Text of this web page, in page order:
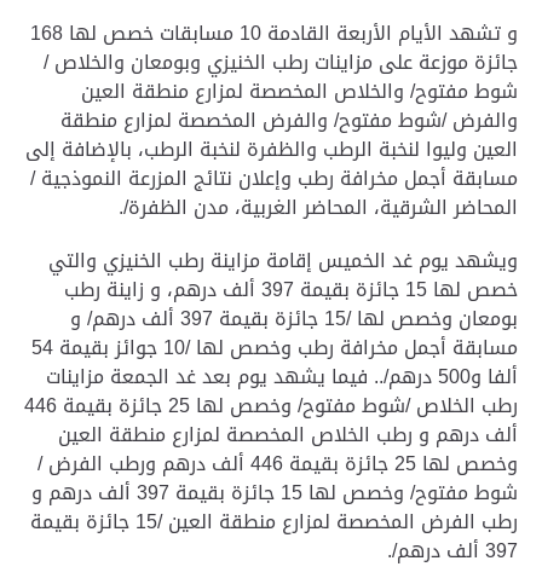
و تشهد الأيام الأربعة القادمة 10 مسابقات خصص لها 168
جائزة موزعة على مزاينات رطب الخنيزي وبومعان والخلاص /
شوط مفتوح/ والخلاص المخصصة لمزارع منطقة العين
والفرض /شوط مفتوح/ والفرض المخصصة لمزارع منطقة
العين وليوا لنخبة الرطب والظفرة لنخبة الرطب، بالإضافة إلى
مسابقة أجمل مخرافة رطب وإعلان نتائج المزرعة النموذجية /
المحاضر الشرقية، المحاضر الغربية، مدن الظفرة/.
ويشهد يوم غد الخميس إقامة مزاينة رطب الخنيزي والتي
خصص لها 15 جائزة بقيمة 397 ألف درهم، و زاينة رطب
بومعان وخصص لها /15 جائزة بقيمة 397 ألف درهم/ و
مسابقة أجمل مخرافة رطب وخصص لها /10 جوائز بقيمة 54
ألفا و500 درهم/.. فيما يشهد يوم بعد غد الجمعة مزاينات
رطب الخلاص /شوط مفتوح/ وخصص لها 25 جائزة بقيمة 446
ألف درهم و رطب الخلاص المخصصة لمزارع منطقة العين
وخصص لها 25 جائزة بقيمة 446 ألف درهم ورطب الفرض /
شوط مفتوح/ وخصص لها 15 جائزة بقيمة 397 ألف درهم و
رطب الفرض المخصصة لمزارع منطقة العين /15 جائزة بقيمة
397 ألف درهم/.